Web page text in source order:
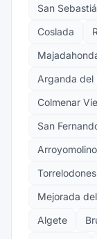
San
Coslada
Arganda del
Colmenar
San
Torrelodones
Mejorada
Algete